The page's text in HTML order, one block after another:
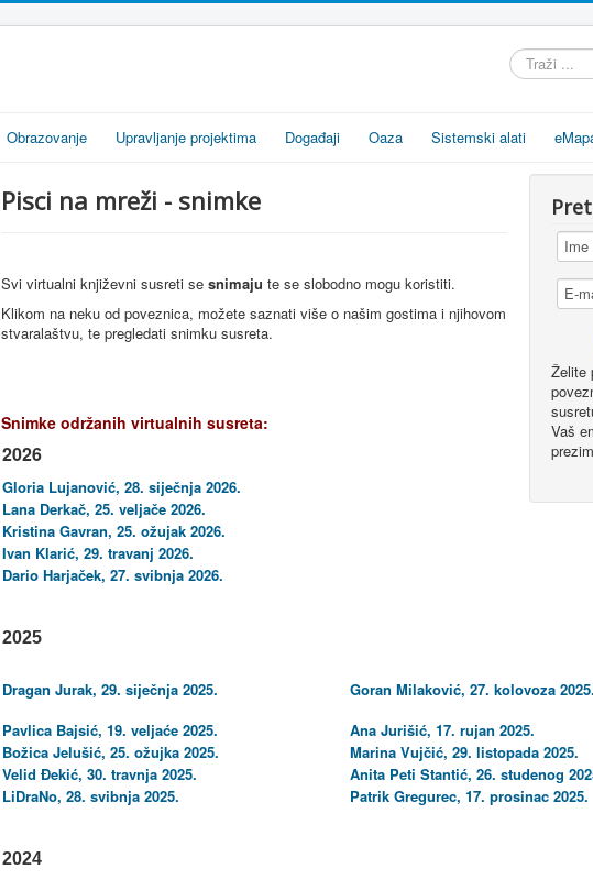
Traži
...
Obrazovanje Upravljanje projektima Događaji Oaza Sistemski alati
Pisci na mreži - snimke
Svi virtualni književni susreti se snimaju te se slobodno mogu koristiti.
Klikom na neku od poveznica, možete saznati više o našim gostima i njihovom
stvaralaštvu, te pregledati snimku susreta.
Snimke održanih virtualnih susreta:
2026
Gloria Lujanović, 28. siječnja 2026.
Lana Derkač, 25. veljače 2026.
Kristina Gavran, 25. ožujak 2026.
Ivan Klarić, 29. travanj 2026.
Dario Harjaček, 27. svibnja 2026.
2025
Dragan Jurak, 29. siječnja 2025.
Goran Milaković, 27. kolovoza 2025.
Pavlica Bajsić, 19. veljaće 2025.
Ana Jurišić, 17. rujan 2025.
Božica Jelušić, 25. ožujka 2025.
Marina Vujčić, 29. listopada 2025.
Velid Đekić, 30. travnja 2025.
Anita Peti Stantić, 26. studenog
LiDraNo, 28. svibnja 2025.
Patrik Gregurec, 17. prosinac 2025.
2024
Želite
Vaš